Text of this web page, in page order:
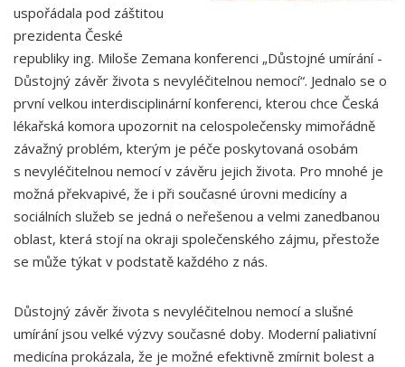
uspořádala pod záštitou
prezidenta České
republiky ing. Miloše Zemana konferenci „Důstojné umírání -
Důstojný závěr života s nevyléčitelnou nemocí“. Jednalo se o
první velkou interdisciplinární konferenci, kterou chce Česká
lékařská komora upozornit na celospolečensky mimořádně
závažný problém, kterým je péče poskytovaná osobám
s nevyléčitelnou nemocí v závěru jejich života. Pro mnohé je
možná překvapivé, že i při současné úrovni medicíny a
sociálních služeb se jedná o neřešenou a velmi zanedbanou
oblast, která stojí na okraji společenského zájmu, přestože
se může týkat v podstatě každého z nás.
Důstojný závěr života s nevyléčitelnou nemocí a slušné
umírání jsou velké výzvy současné doby. Moderní paliativní
medicína prokázala, že je možné efektivně zmírnit bolest a